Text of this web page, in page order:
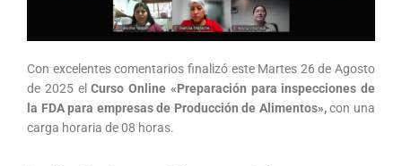
Con excelentes comentarios finalizó este Martes 26 de Agosto
de 2025 elCurso Online «Preparación para inspecciones de
la FDA para empresas de Producción de Alimentos»,con una
carga horaria de 08 horas.